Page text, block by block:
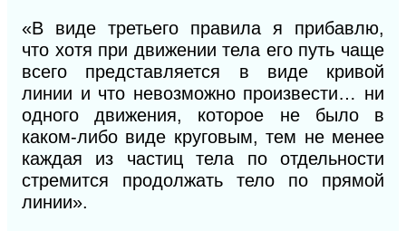
«В виде третьего правила я прибавлю,
что хотя при движении тела его путь чаще
всего представляется в виде кривой
линии и что невозможно произвести… ни
одного движения, которое не было в
каком-либо виде круговым, тем не менее
каждая из частиц тела по отдельности
стремится продолжать тело по прямой
линии».